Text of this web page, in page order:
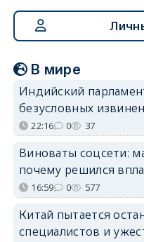
В мире
Индийский
безусловных
22:16 0 37
Виноваты соцсети:
почему решился
16:59 0 577
Китай пытается
специалистов и